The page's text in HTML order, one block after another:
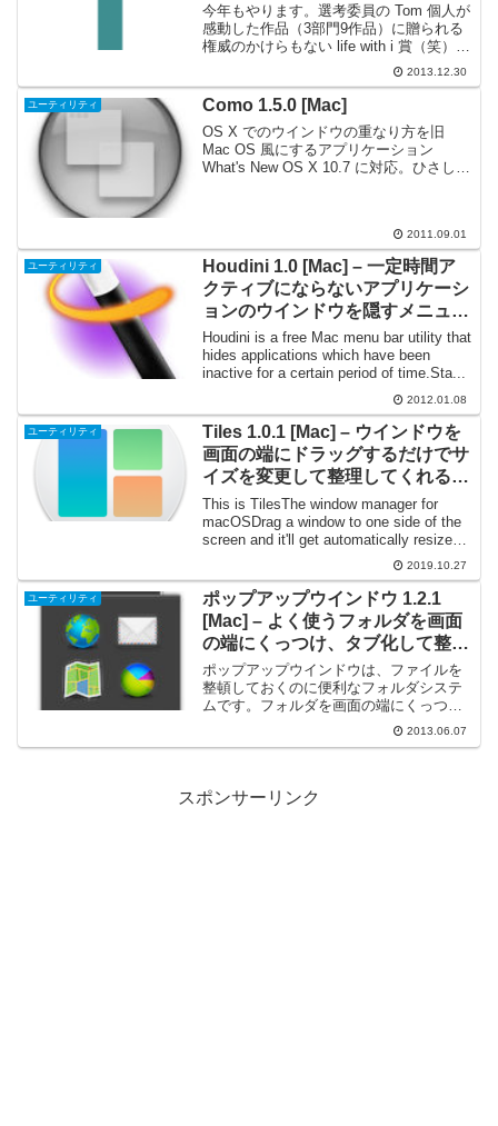
今年もやります。選考委員の Tom 個人が
感動した作品（3部門9作品）に贈られる
権威のかけらもない life with i 賞（笑）。
候補作は、その年に最初のバージョンが
リリースされ、かつこのブログで紹介し
たことがある作品。つまりは「来年も...
2013.12.30
ユーティリティ Como 1.5.0 [Mac]
OS X でのウインドウの重なり方を旧
Mac OS 風にするアプリケーション
What's New OS X 10.7 に対応。ひさしぶ
2011.09.01
ユーティリティ
Houdini 1.0 [Mac] – 一定時間ア
クティブにならないアプリケーシ
ョンのウインドウを隠すメニュー
バーアプリケーション
Houdini is a free Mac menu bar utility that
hides applications which have been
inactive for a certain period of time.Sta...
2012.01.08
ユーティリティ
Tiles 1.0.1 [Mac] – ウインドウを
画面の端にドラッグするだけでサ
イズを変更して整理してくれるウ
インドウマネージャー
This is TilesThe window manager for
macOSDrag a window to one side of the
screen and it'll get automatically resized
2019.10.27
ユーティリティ
ポップアップウインドウ 1.2.1
[Mac] – よく使うフォルダを画面
の端にくっつけ、タブ化して整理
できる
ポップアップウインドウは、ファイルを
整頓しておくのに便利なフォルダシステ
ムです。フォルダを画面の端にくっつけ
てタブ化。必要なときにタブをタップ。
ポップアップウインドウで散らかったス
2013.06.07
スポンサーリンク